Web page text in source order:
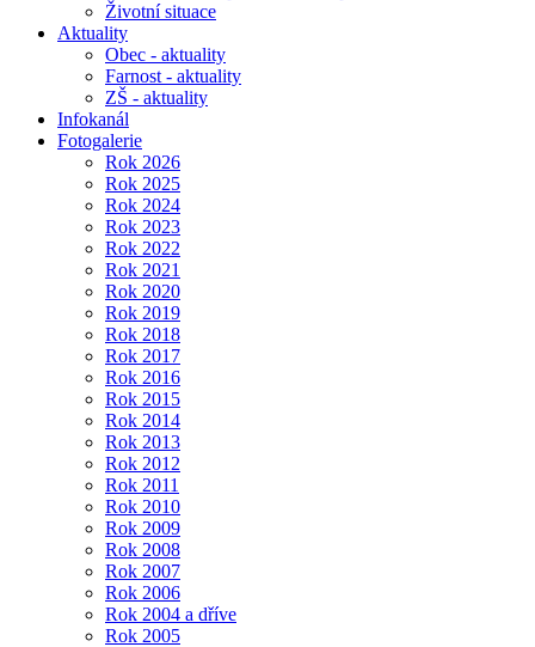
Životní situace
Aktuality
Obec - aktuality
Farnost - aktuality
ZŠ - aktuality
Infokanál
Fotogalerie
Rok 2026
Rok 2025
Rok 2024
Rok 2023
Rok 2022
Rok 2021
Rok 2020
Rok 2019
Rok 2018
Rok 2017
Rok 2016
Rok 2015
Rok 2014
Rok 2013
Rok 2012
Rok 2011
Rok 2010
Rok 2009
Rok 2008
Rok 2007
Rok 2006
Rok 2004 a dříve
Rok 2005